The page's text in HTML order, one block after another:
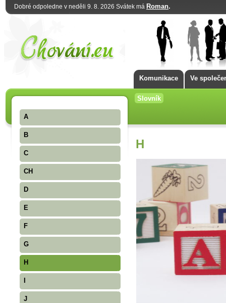
Dobré odpoledne v neděli 9. 8. 2026 Svátek má Roman.
Komunikace Ve
Slovník
A
B
C
CH
D
E
F
G
H
J
H